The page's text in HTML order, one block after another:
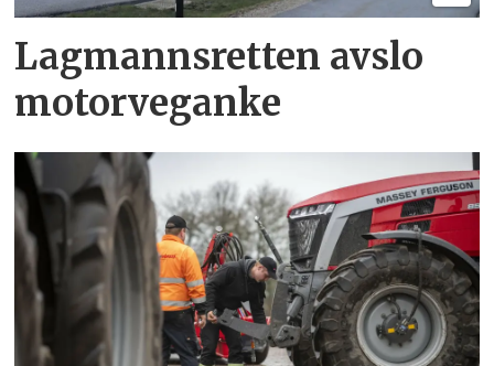
Lagmannsretten avslo
motorveganke